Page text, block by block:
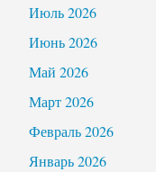
Июль 2026
Июнь 2026
Май 2026
Март 2026
Февраль 2026
Январь 2026